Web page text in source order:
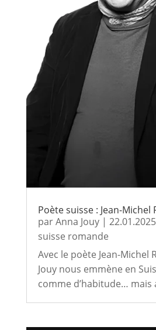
Poète suisse : Jean-Michel
parAnna Jouy| 22.01.2025
suisse romande
Avec le poète Jean-Michel
Jouy nous emmène en
comme d’habitude… mais